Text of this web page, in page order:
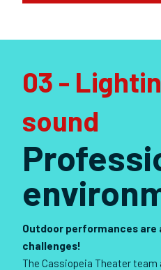
03 -
sound
Outdoor performances are
challenges!
The Cassiopeia Theater